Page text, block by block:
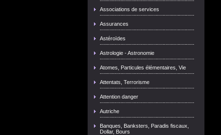
Associations de services
Assurances
Astéroïdes
Astrologie - Astronomie
Atomes, Particules élémentaires, Vie
Attentats, Terrorisme
Attention danger
Autriche
Banques, Banksters, Paradis fiscaux,
Dollar, Bours